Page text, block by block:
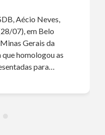
Aécio Neves,
07), em Belo
Gerais da
homologou as
para…